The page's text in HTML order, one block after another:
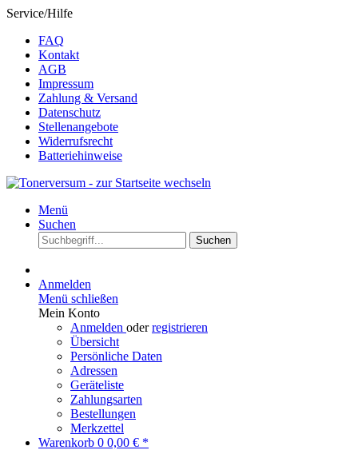
Service/Hilfe
FAQ
Kontakt
AGB
Impressum
Zahlung & Versand
Datenschutz
Stellenangebote
Widerrufsrecht
Batteriehinweise
Menü
Suchen
Suchen
Anmelden
Menü schließen
Mein Konto
Anmelden oderregistrieren
Übersicht
Persönliche Daten
Adressen
Geräteliste
Zahlungsarten
Bestellungen
Merkzettel
Warenkorb 0 0,00 € *